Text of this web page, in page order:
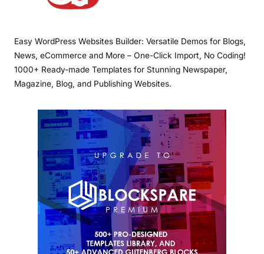
Easy WordPress Websites Builder: Versatile Demos for Blogs,
News, eCommerce and More – One-Click Import, No Coding!
1000+ Ready-made Templates for Stunning Newspaper,
Magazine, Blog, and Publishing Websites.